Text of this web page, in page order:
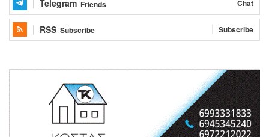
Telegram Friends Chat
RSS Subscribe Subscribe